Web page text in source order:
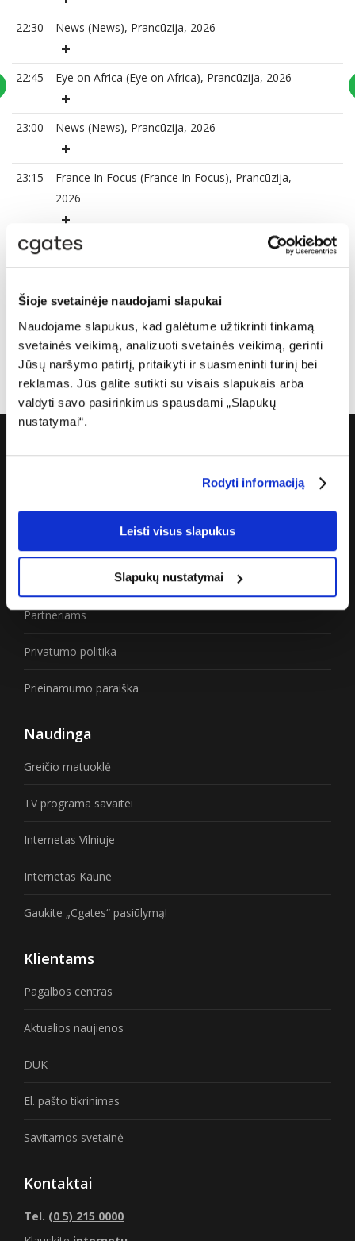
Šioje svetainėje naudojami slapukai
Naudojame slapukus, kad galėtume užtikrinti tinkamą
svetainės veikimą, analizuoti svetainės veikimą, gerinti
Jūsų naršymo patirtį, pritaikyti ir suasmeninti turinį bei
reklamas. Jūs galite sutikti su visais slapukais arba
valdyti savo pasirinkimus spausdami „Slapukų
nustatymai“.
Rodyti informaciją
Leisti visus slapukus
Slapukų nustatymai
22:30 News (News), Prancūzija, 2026
22:45 Eye on Africa (Eye on Africa), Prancūzija, 2026
23:00 News (News), Prancūzija, 2026
23:15
France In Focus (France In Focus), Prancūzija,
2026
23:30 News (News), Prancūzija, 2026
23:45 Eye on Africa (Eye on Africa), Prancūzija, 2026
Partneriams
Privatumo politika
Prieinamumo paraiška
Naudinga
Greičio matuoklė
TV programa savaitei
Internetas Vilniuje
Internetas Kaune
Gaukite „Cgates“ pasiūlymą!
Klientams
Pagalbos centras
Aktualios naujienos
DUK
El. pašto tikrinimas
Savitarnos svetainė
Kontaktai
Tel. (0 5) 215 0000